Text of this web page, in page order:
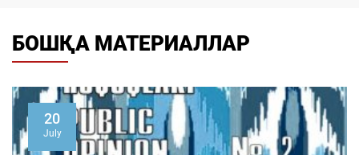
БОШҚА МАТЕРИАЛЛАР
20
July